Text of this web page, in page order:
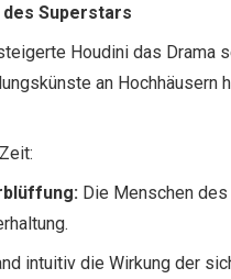
des Superstars
Houdini das
an Hochhäusern
Die Menschen
intuitiv die Wirkung der